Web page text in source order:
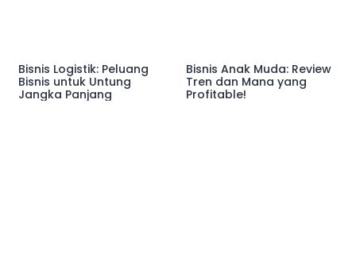
Bisnis Logistik: Peluang
Bisnis untuk Untung
Jangka Panjang
Bisnis Anak Muda: Review
Tren dan Mana yang
Profitable!